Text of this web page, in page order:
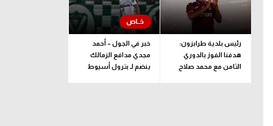
رئيس بلدية طرابزون:
هدفنا الفوز بالدوري
الثامن مع محمد صلاح
خبر في الجول – أحمد
مجدي مدافع الزمالك
ينضم لـ بترول أسيوط